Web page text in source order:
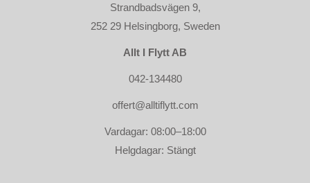
Strandbadsvägen 9,
252 29 Helsingborg, Sweden
Allt I Flytt AB
042-134480
offert@alltiflytt.com
Vardagar: 08:00–18:00
Helgdagar: Stängt